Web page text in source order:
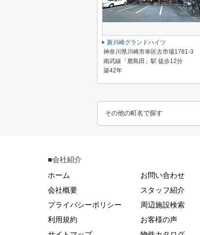
新川崎グランドハイツ
神奈川県川崎市幸区古市場1781-3
南武線「鹿島田」駅 徒歩12分
築42年
その他の町名で探す
■会社紹介
ホーム
会社概要
プライバシーポリシー
利用規約
お問い合わせ
スタッフ紹介
周辺施設検索
お客様の声